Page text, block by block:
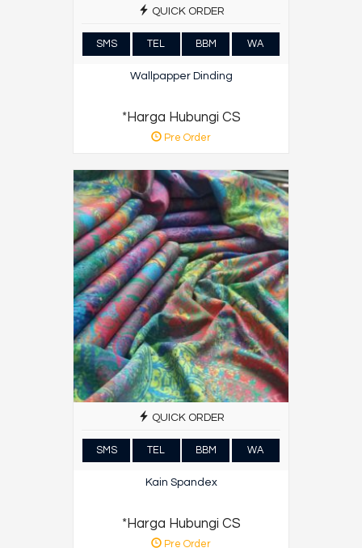
QUICK ORDER
SMS TEL BBM WA
Wallpapper Dinding
*Harga Hubungi CS
Pre Order
QUICK ORDER
SMS TEL BBM WA
Kain Spandex
*Harga Hubungi CS
Pre Order